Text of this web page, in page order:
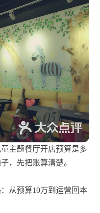
主题餐厅开店预算是多
，先把账算清楚。